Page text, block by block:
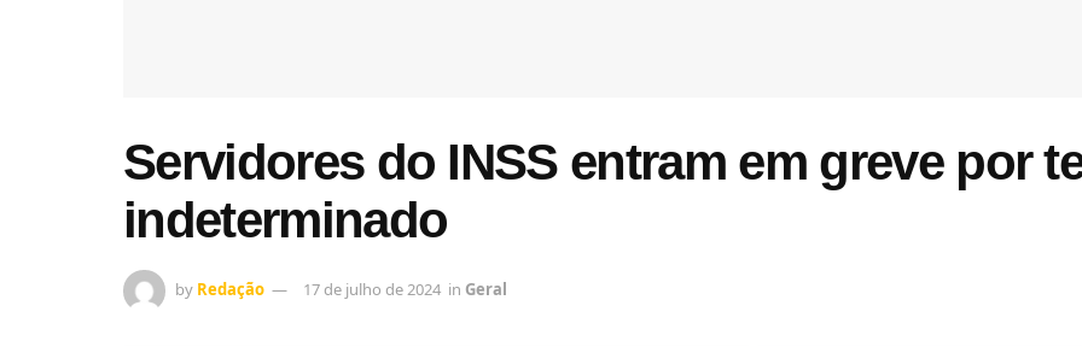
Servidores do INSS entram em greve por
indeterminado
by Redação 17 de julho de 2024 in Geral